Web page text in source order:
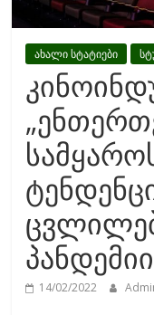
ახალი სტატიები
14/02/2022